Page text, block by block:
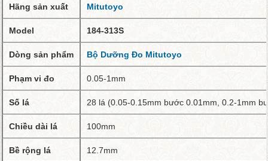
Hãng sản xuất Mitutoyo
Model 184-313S
Dòng sản phẩm Bộ Dưỡng Đo Mitutoyo
Phạm vi đo 0.05-1mm
Số lá 28 lá (0.05-0.15mm bước 0.01mm, 0.2-1mm
Chiều dài lá 100mm
Bề rộng lá 12.7mm